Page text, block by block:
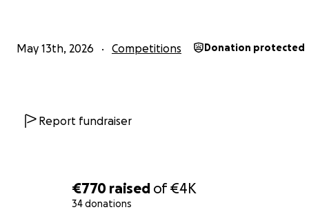
€770 raised of€4K
34 donations
May 13th, 2026 Competitions Donation protected
Report fundraiser